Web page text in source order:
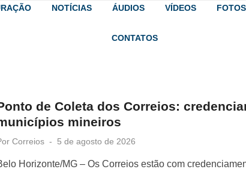
NOTÍCIAS ÁUDIOS VÍDEOS FOTOS
CONTATOS
de Coleta dos Correios:
mineiros
Correios
Posted
5 de agosto de 2026
Horizonte/MG – Os Correios estão com